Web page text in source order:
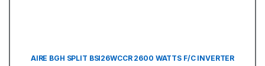
AIRE BGH SPLIT BSI26WCCR 2600 WATTS F/C INVERTER